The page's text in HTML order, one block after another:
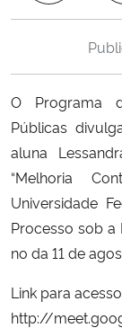
Ministério de Minas e
Ministério da Ciência,
Ministério do Meio
Ministério do Turismo
Ministério do
O Programa
Públicas
aluna
“Melhoria
Universidade
Processo sob a
no da 11 de
Link para
http://